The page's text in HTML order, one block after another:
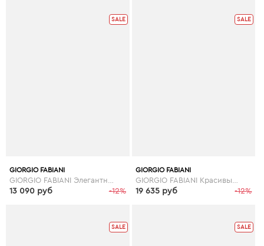
SALE
GIORGIO FABIANI
-12%
13 090 руб
SALE
GIORGIO FABIANI
-12%
19 635 руб
SALE SALE